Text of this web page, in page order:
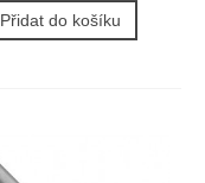
Přidat do košíku